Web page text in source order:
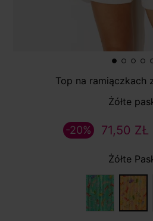
Top na ramiączkach
Żółte
71,50 ZŁ
-20%
Żółte